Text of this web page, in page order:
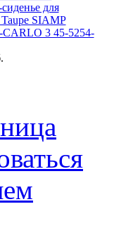
для
Taupe SIAMP
3 45-5254-